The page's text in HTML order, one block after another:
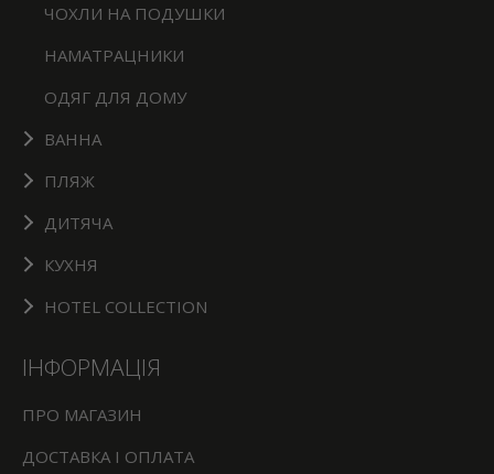
ЧОХЛИ НА ПОДУШКИ
НАМАТРАЦНИКИ
ОДЯГ ДЛЯ ДОМУ
ВАННА
ПЛЯЖ
ДИТЯЧА
КУХНЯ
HOTEL COLLECTION
ІНФОРМАЦІЯ
ПРО МАГАЗИН
ДОСТАВКА І ОПЛАТА